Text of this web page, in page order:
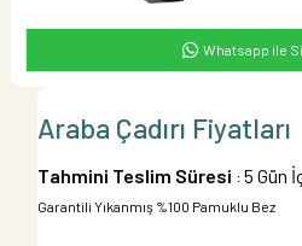
Whatsapp ile
Araba Çadırı Fiyatları
Tahmini Teslim Süresi : 5 Gün
Garantili Yıkanmış %100 Pamuklu Bez